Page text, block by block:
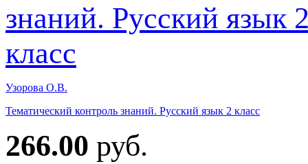
Узорова О.В.
Тематический контроль знаний. Русский язык 2 класс
266.00 руб.